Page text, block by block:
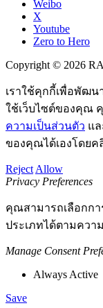
Weibo
X
Youtube
Zero to Hero
Copyright © 2026
เราใช้คุกกี้เพื่อพัฒ
ใช้เว็บไซต์ของคุณ
ความเป็นส่วนตัว แ
ของคุณได้เองโดยค
Reject Allow
Privacy Preferences
คุณสามารถเลือกกา
ประเภทได้ตามควา
Manage Consent
Always Active
Save